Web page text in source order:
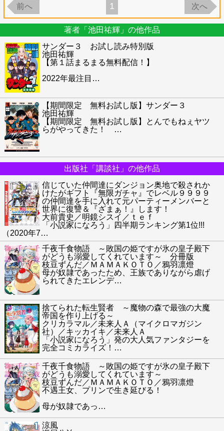
前へ 1 次へ
著者「池田祐輝」の他作品
サンダー３ お試し読み特別版
池田祐輝
【第１話まるまる無料配信！】
2022年最注目 …
【期間限定 無料お試し版】サンダー３
池田祐輝
【期間限定 無料お試し版】とんでもねぇヤツ
らがやってきた！
…
出版社「講談社」の他作品
信じていた仲間達にダンジョン奥地で殺されか
けたがギフト『無限ガチャ』でレベル９９９９
の仲間達を手に入れて元パーティーメンバーと
世界に復讐＆『ざまぁ！』します！
大前貴史／明鏡シスイ／ｔｅｆ
「小説家になろう」四半期ランキング第1位!!!
（2020年7…
千夜千食物語 ～敗国の姫ですが氷の皇子殿下
がどうも溺愛してくれています～ 分冊版
枝豆ずんだ／ＭＡＭＡＫＯＴＯ／鴉羽凛燈
母が奴隷であったため、王族でありながら虐げ
られてきたエレンデ…
捨てられた転生賢者 ～魔物の森で最強の大魔
帝国を作り上げる～
クリカラマル／未来人Ａ（マイクロマガジン
社）／キッカイキ／未来人Ａ
「小説家になろう」発の大人気ファンタジーを
完全コミカライズ！ …
千夜千食物語 ～敗国の姫ですが氷の皇子殿下
がどうも溺愛してくれています～
枝豆ずんだ／ＭＡＭＡＫＯＴＯ／鴉羽凛燈
不遇王女、プリンで生き延びる！
母が奴隷であっ …
涼風